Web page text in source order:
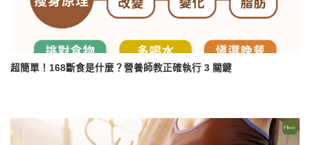
超簡單！168斷食是什麼？營養師教正確執行 3 關鍵